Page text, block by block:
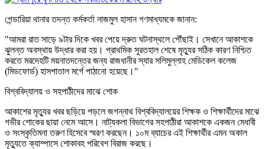
​গেন্ডারিয়া থানার তদন্ত কর্মকর্তা নাজমুল হাসান গণমাধ্যমকে জানান:
​"আমরা রাত সাড়ে ৯টার দিকে খবর পেয়ে দ্রুত ঘটনাস্থলে পৌঁছাই। সেখানে আকাশকে
ঝুলন্ত অবস্থায় উদ্ধার করা হয়। প্রাথমিক সুরতহাল শেষে মৃত্যুর সঠিক কারণ নিশ্চিত
করতে মরদেহটি ময়নাতদন্তের জন্য রাজধানীর স্যার সলিমুল্লাহ মেডিকেল কলেজ
(মিডফোর্ড) হাসপাতাল মর্গে পাঠানো হয়েছে।"
​বিশ্ববিদ্যালয় ও সহপাঠীদের মাঝে শোক
​আকাশের মৃত্যুর খবর ছড়িয়ে পড়লে জগন্নাথ বিশ্ববিদ্যালয়ের শিক্ষক ও শিক্ষার্থীদের মাঝে
গভীর শোকের ছায়া নেমে আসে। নাট্যকলা বিভাগের সহপাঠীরা আকাশকে একজন মেধাবী
ও সংস্কৃতিমনা তরুণ হিসেবে স্মরণ করছেন। ১০ম ব্যাচের এই শিক্ষার্থীর এমন অকাল
মৃত্যুতে ক্যাম্পাসে শোকাবহ পরিবেশ বিরাজ করছে।